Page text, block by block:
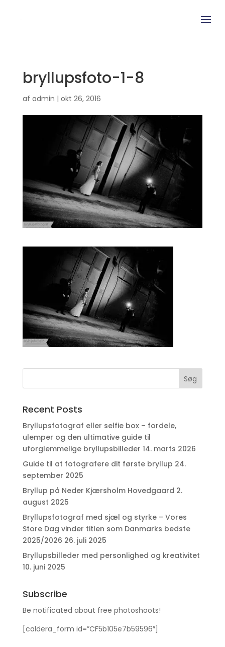
bryllupsfoto-1-8
af admin | okt 26, 2016
Recent Posts
Bryllupsfotograf eller selfie box – fordele,
ulemper og den ultimative guide til
uforglemmelige bryllupsbilleder 14. marts 2026
Guide til at fotografere dit første bryllup 24.
september 2025
Bryllup på Neder Kjærsholm Hovedgaard 2.
august 2025
Bryllupsfotograf med sjæl og styrke – Vores
Store Dag vinder titlen som Danmarks bedste
2025/2026 26. juli 2025
Bryllupsbilleder med personlighed og kreativitet
10. juni 2025
Subscribe
Be notificated about free photoshoots!
[caldera_form id=”CF5b105e7b59596″]